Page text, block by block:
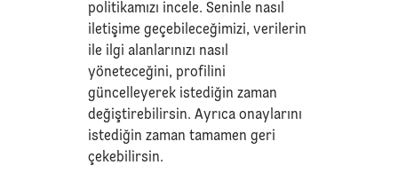
politikamızı incele. Seninle nasıl
iletişime geçebileceğimizi, verilerin
ile ilgi alanlarınızı nasıl
yöneteceğini, profilini
güncelleyerek istediğin zaman
değiştirebilirsin. Ayrıca onaylarını
istediğin zaman tamamen geri
çekebilirsin.